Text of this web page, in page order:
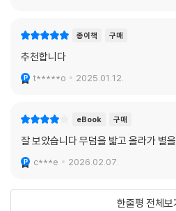
청일전쟁의 기적 같은 승리는 제사에 하
본은 언제나처럼 또 다른 제사를 준비했
진화한다. 역사 속에 출현한 전쟁국가는
전쟁 국가에 있어 전쟁은 어디까지나 도
의 전쟁국가화는 전쟁을 위해 국가가 존
에 소요된 일본의 전비는 17억 3000만
주어진 선물이었다. 수십 년이 지나 청년
신’을 내걸었던 것처럼, 메이지 유신 이후
따라 목숨을 걸고 행동에 나서는 이들의
자기 생각에 현실을 뜯어 맞추며 부하와
리는 자들이 일본을 이끌었다. 이상하고
을 이루었지만, 그것은 언제라도 허물어
으로 역사 진행을 앞당기거나 궤도를 이
종이책 구매
추천합니다
t*****o 2025.01.12.
eBook 구매
잘 보았습니다 무덤을 밟고 올라가 별
c***e 2026.02.07.
한줄평 전체보